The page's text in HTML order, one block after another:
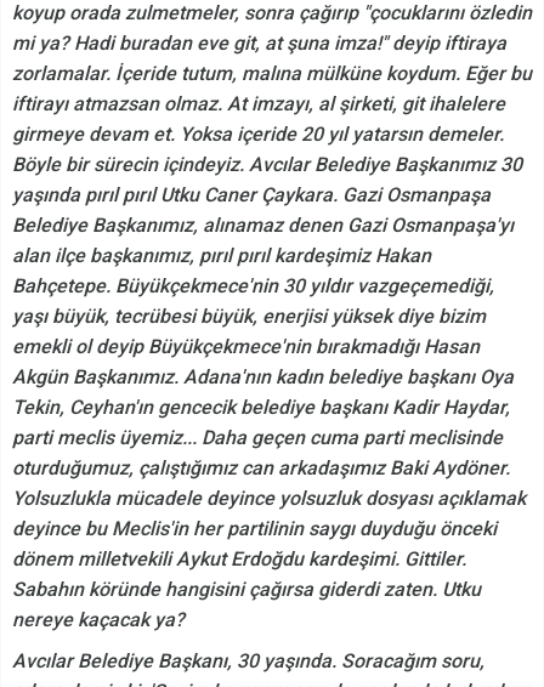
koyup orada zulmetmeler, sonra çağırıp "çocuklarını özledin
mi ya? Hadi buradan eve git, at şuna imza!" deyip iftiraya
zorlamalar. İçeride tutum, malına mülküne koydum. Eğer bu
iftirayı atmazsan olmaz. At imzayı, al şirketi, git ihalelere
girmeye devam et. Yoksa içeride 20 yıl yatarsın demeler.
Böyle bir sürecin içindeyiz. Avcılar Belediye Başkanımız 30
yaşında pırıl pırıl Utku Caner Çaykara. Gazi Osmanpaşa
Belediye Başkanımız, alınamaz denen Gazi Osmanpaşa'yı
alan ilçe başkanımız, pırıl pırıl kardeşimiz Hakan
Bahçetepe. Büyükçekmece'nin 30 yıldır vazgeçemediği,
yaşı büyük, tecrübesi büyük, enerjisi yüksek diye bizim
emekli ol deyip Büyükçekmece'nin bırakmadığı Hasan
Akgün Başkanımız. Adana'nın kadın belediye başkanı Oya
Tekin, Ceyhan'ın gencecik belediye başkanı Kadir Haydar,
parti meclis üyemiz... Daha geçen cuma parti meclisinde
oturduğumuz, çalıştığımız can arkadaşımız Baki Aydöner.
Yolsuzlukla mücadele deyince yolsuzluk dosyası açıklamak
deyince bu Meclis'in her partilinin saygı duyduğu önceki
dönem milletvekili Aykut Erdoğdu kardeşimi. Gittiler.
Sabahın köründe hangisini çağırsa giderdi zaten. Utku
nereye kaçacak ya?
Avcılar Belediye Başkanı, 30 yaşında. Soracağım soru,